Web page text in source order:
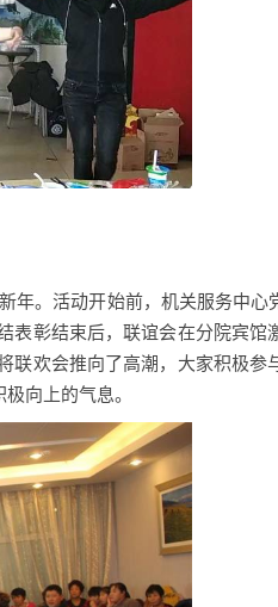
年。活动开始前，机关服务中心
表彰结束后，联谊会在分院宾馆
欢会推向了高潮，大家积极参
向上的气息。